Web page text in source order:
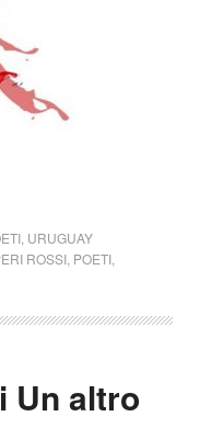
, URUGUAY
ROSSI, POETI,
Un altro